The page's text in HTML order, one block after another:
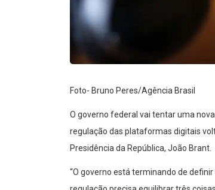
Foto- Bruno Peres/Agência Brasil
O governo federal vai tentar uma
regulação das plataformas digitais
Presidência da República, João Brant.
“O governo está terminando de